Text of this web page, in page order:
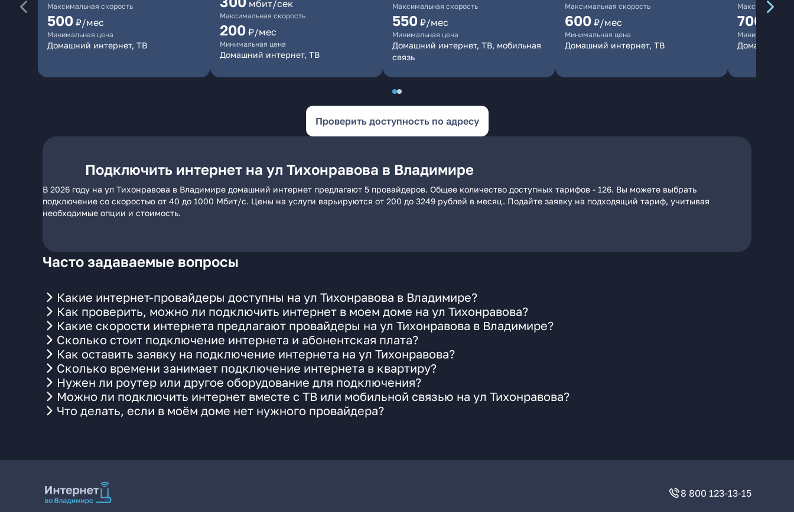
Максимальная скорость
500 ₽/мес
Минимальная цена
Домашний интернет, ТВ
мбит/сек
Максимальная скорость
200 ₽/мес
Минимальная цена
Домашний интернет, ТВ
Максимальная скорость
550 ₽/мес
Минимальная цена
Домашний интернет, ТВ, мобильная
связь
Максимальная скорость
600 ₽/мес
Минимальная цена
Домашний интернет, ТВ
Максимальная
700
Минимальная
Домашний
Проверить доступность по адресу
Подключить интернет на ул Тихонравова в Владимире
В 2026 году на ул Тихонравова в Владимире домашний интернет предлагают 5 провайдеров. Общее количество доступных тарифов - 126. Вы можете выбрать
подключение со скоростью от 40 до 1000 Мбит/с. Цены на услуги варьируются от 200 до 3249 рублей в месяц. Подайте заявку на подходящий тариф, учитывая
необходимые опции и стоимость.
Часто задаваемые вопросы
Какие интернет-провайдеры доступны на ул Тихонравова в Владимире?
Как проверить, можно ли подключить интернет в моем доме на ул Тихонравова?
Какие скорости интернета предлагают провайдеры на ул Тихонравова в Владимире?
Сколько стоит подключение интернета и абонентская плата?
Как оставить заявку на подключение интернета на ул Тихонравова?
Сколько времени занимает подключение интернета в квартиру?
Нужен ли роутер или другое оборудование для подключения?
Можно ли подключить интернет вместе с ТВ или мобильной связью на ул Тихонравова?
Что делать, если в моём доме нет нужного провайдера?
8 800 123-13-15